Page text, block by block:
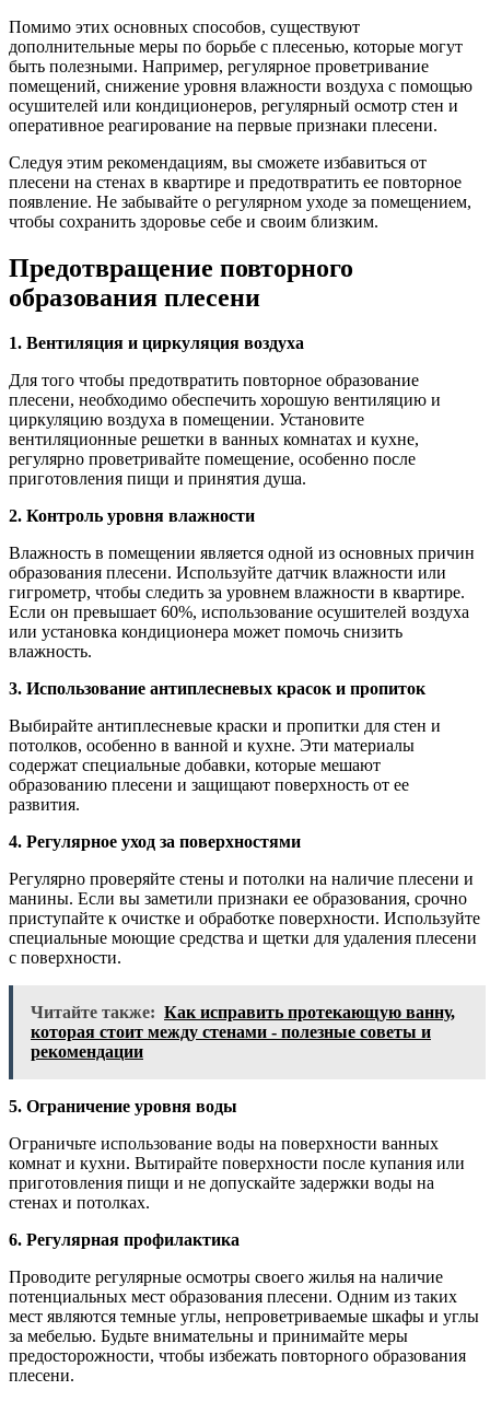
Помимо этих основных способов, существуют
дополнительные меры по борьбе с плесенью, которые могут
быть полезными. Например, регулярное проветривание
помещений, снижение уровня влажности воздуха с помощью
осушителей или кондиционеров, регулярный осмотр стен и
оперативное реагирование на первые признаки плесени.
Следуя этим рекомендациям, вы сможете избавиться от
плесени на стенах в квартире и предотвратить ее повторное
появление. Не забывайте о регулярном уходе за помещением,
чтобы сохранить здоровье себе и своим близким.
Предотвращение повторного
образования плесени
1. Вентиляция и циркуляция воздуха
Для того чтобы предотвратить повторное образование
плесени, необходимо обеспечить хорошую вентиляцию и
циркуляцию воздуха в помещении. Установите
вентиляционные решетки в ванных комнатах и кухне,
регулярно проветривайте помещение, особенно после
приготовления пищи и принятия душа.
2. Контроль уровня влажности
Влажность в помещении является одной из основных причин
образования плесени. Используйте датчик влажности или
гигрометр, чтобы следить за уровнем влажности в квартире.
Если он превышает 60%, использование осушителей воздуха
или установка кондиционера может помочь снизить
влажность.
3. Использование антиплесневых красок и пропиток
Выбирайте антиплесневые краски и пропитки для стен и
потолков, особенно в ванной и кухне. Эти материалы
содержат специальные добавки, которые мешают
образованию плесени и защищают поверхность от ее
развития.
4. Регулярное уход за поверхностями
Регулярно проверяйте стены и потолки на наличие плесени и
манины. Если вы заметили признаки ее образования, срочно
приступайте к очистке и обработке поверхности. Используйте
специальные моющие средства и щетки для удаления плесени
с поверхности.
Читайте также: Как исправить протекающую ванну,
которая стоит между стенами - полезные советы и
рекомендации
5. Ограничение уровня воды
Ограничьте использование воды на поверхности ванных
комнат и кухни. Вытирайте поверхности после купания или
приготовления пищи и не допускайте задержки воды на
стенах и потолках.
6. Регулярная профилактика
Проводите регулярные осмотры своего жилья на наличие
потенциальных мест образования плесени. Одним из таких
мест являются темные углы, непроветриваемые шкафы и углы
за мебелью. Будьте внимательны и принимайте меры
предосторожности, чтобы избежать повторного образования
плесени.